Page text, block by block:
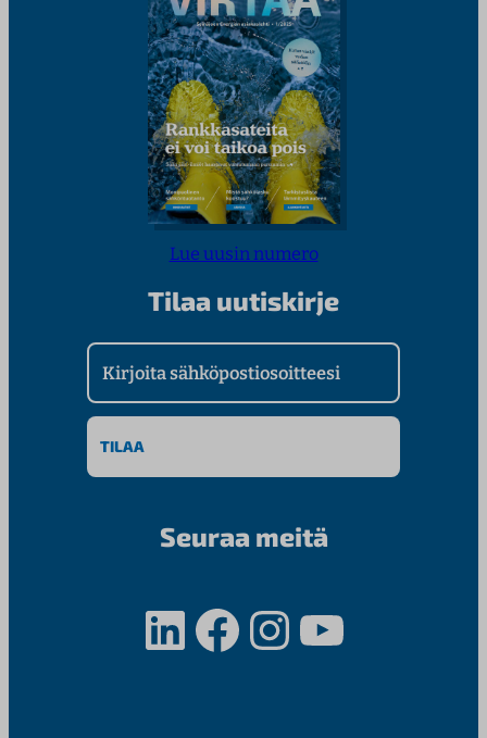
Lue uusin numero
Tilaa uutiskirje
Kirjoita sähköpostiosoitteesi
Seuraa meitä
LinkedIn Facebook InstagramYouTube